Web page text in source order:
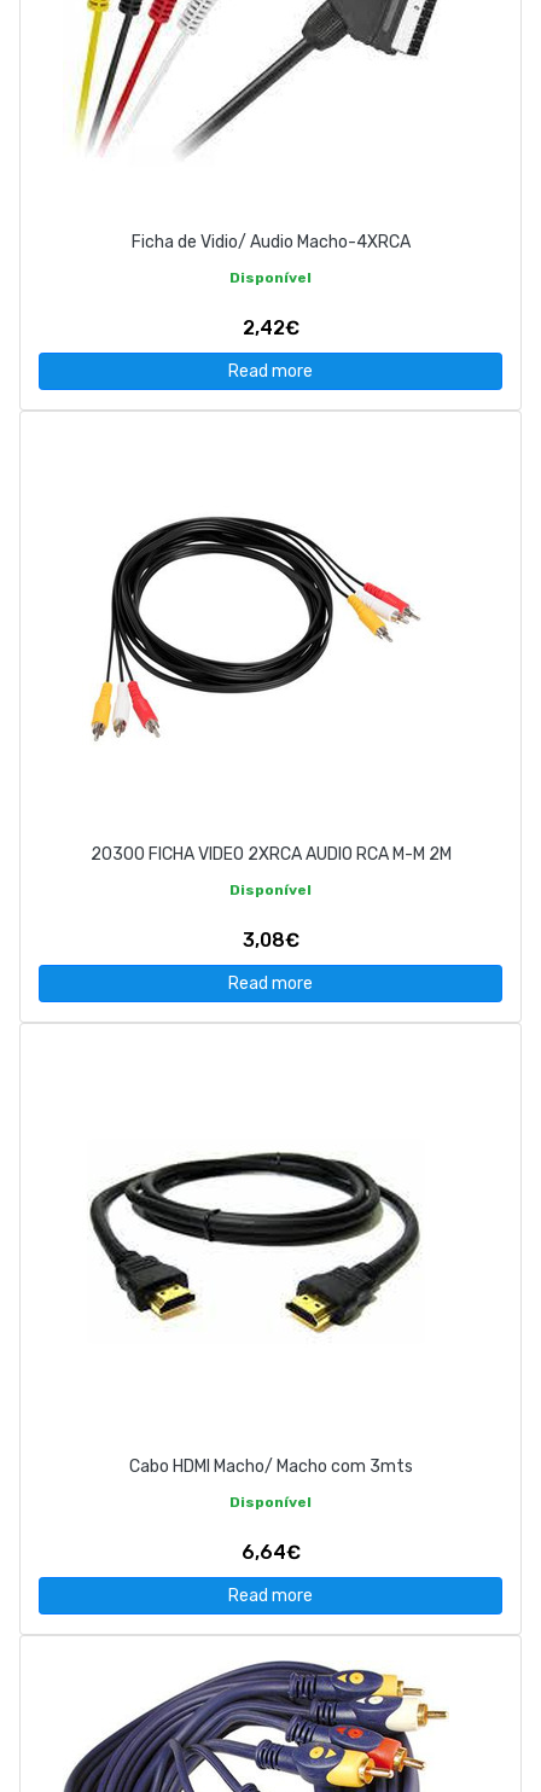
Ficha de Vidio/ Audio Macho-4XRCA
Disponível
2,42€
Read more
20300 FICHA VIDEO 2XRCA AUDIO RCA M-M 2M
Disponível
3,08€
Read more
Cabo HDMI Macho/ Macho com 3mts
Disponível
6,64€
Read more